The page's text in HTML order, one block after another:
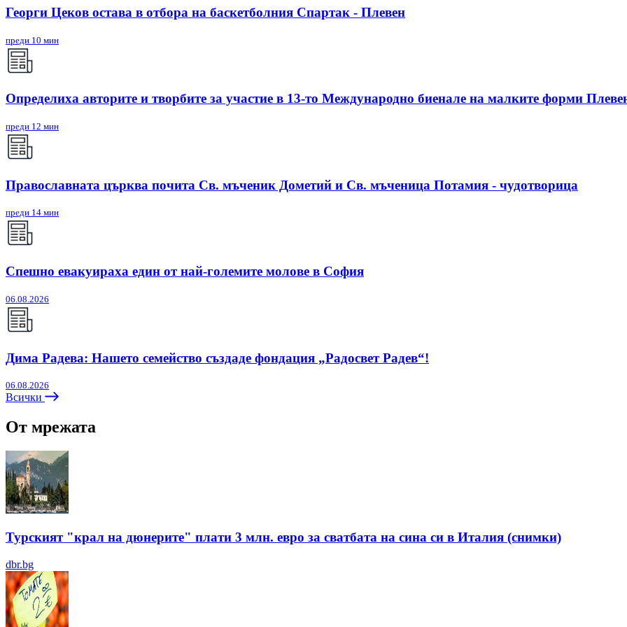
Георги Цеков остава в отбора на баскетболния Спартак - Плевен
преди 10 мин
Определиха авторите и творбите за участие в 13-то Международно биенале на малките форми
преди 12 мин
Православната църква почита Св. мъченик Дометий и Св. мъченица Потамия - чудотворица
преди 14 мин
Спешно евакуираха един от най-големите молове в София
06.08.2026
Дима Радева: Нашето семейство създаде фондация „Радосвет Радев“!
06.08.2026
Всички
От мрежата
Турският "крал на дюнерите" плати 3 млн. евро за сватбата на сина си в Италия (снимки)
dbr.bg